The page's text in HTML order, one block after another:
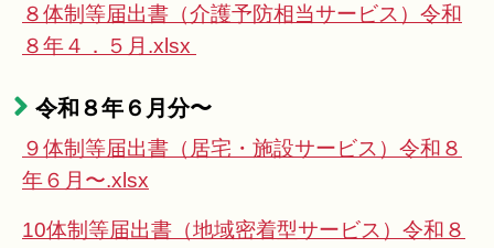
８体制等届出書（介護予防相当サービス）令和
８年４．５月.xlsx
令和８年６月分〜
９体制等届出書（居宅・施設サービス）令和８
年６月〜.xlsx
10体制等届出書（地域密着型サービス）令和８